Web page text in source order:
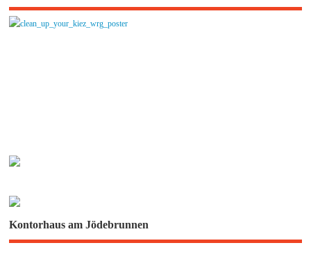
Kontorhaus am Jödebrunnen